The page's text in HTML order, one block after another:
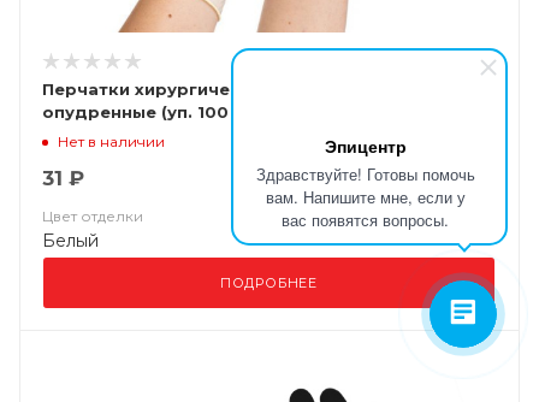
Эпицентр
Здравствуйте! Готовы помочь
вам. Напишите мне, если у
вас появятся вопросы.
Перчатки хирургические SuperMax латексные
опудренные (уп. 100 шт)
Нет в наличии
31 ₽
Цвет отделки
Белый
ПОДРОБНЕЕ